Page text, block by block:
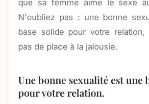
que sa femme aime le sexe
N'oubliez pas : une bonne
base solide pour votre
pas de place à la jalousie.
Une bonne sexualité est une
pour votre relation.